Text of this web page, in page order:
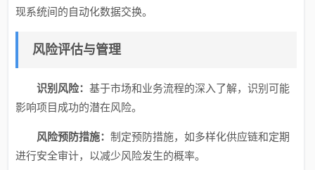
现系统间的自动化数据交换。
风险评估与管理
识别风险：基于市场和业务流程的深入了解，识别可能
影响项目成功的潜在风险。
风险预防措施：制定预防措施，如多样化供应链和定期
进行安全审计，以减少风险发生的概率。